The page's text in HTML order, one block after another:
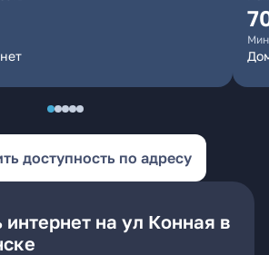
доступность по адресу
на ул Конная в